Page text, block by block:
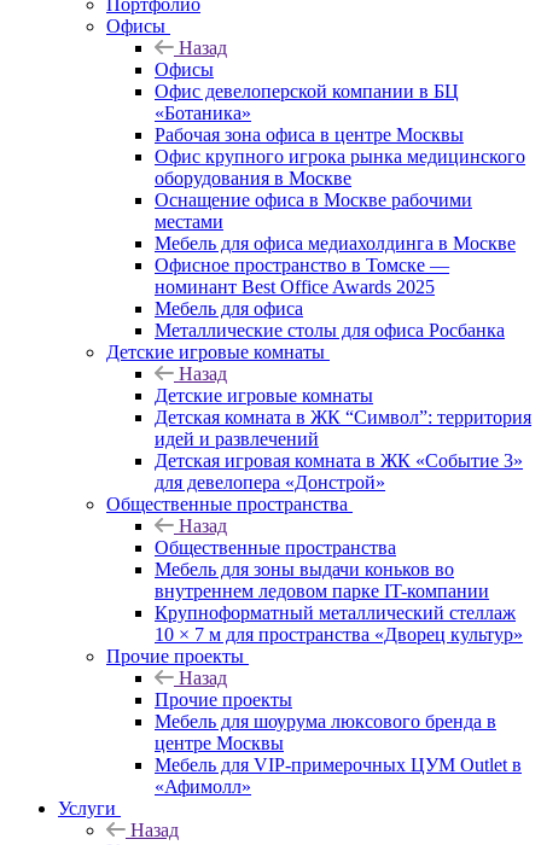
Портфолио
Офисы
Назад
Офисы
Офис девелоперской компании в БЦ
«Ботаника»
Рабочая зона офиса в центре Москвы
Офис крупного игрока рынка медицинского
оборудования в Москве
Оснащение офиса в Москве рабочими
местами
Мебель для офиса медиахолдинга в Москве
Офисное пространство в Томске —
номинант Best Office Awards 2025
Мебель для офиса
Металлические столы для офиса Росбанка
Детские игровые комнаты
Назад
Детские игровые комнаты
Детская комната в ЖК “Символ”: территория
идей и развлечений
Детская игровая комната в ЖК «Событие 3»
для девелопера «Донстрой»
Общественные пространства
Назад
Общественные пространства
Мебель для зоны выдачи коньков во
внутреннем ледовом парке IT-компании
Крупноформатный металлический стеллаж
10 × 7 м для пространства «Дворец культур»
Прочие проекты
Назад
Прочие проекты
Мебель для шоурума люксового бренда в
центре Москвы
Мебель для VIP-примерочных ЦУМ Outlet в
«Афимолл»
Услуги
Назад